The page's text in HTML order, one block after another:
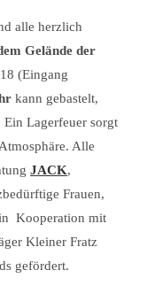
alle herzlich
Gelände der
(Eingang
kann gebastelt,
Ein Lagerfeuer sorgt
Alle
JACK,
Frauen,
Kooperation mit
Kleiner Fratz
gefördert.